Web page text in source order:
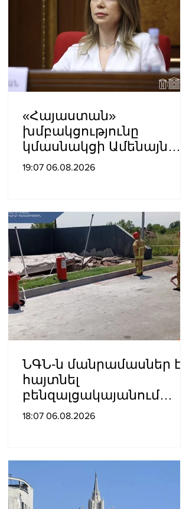
«Հայաստան»
խմբակցությունը
կմասնակցի Ամենայն
Հայոց Կաթողիկոսի
19:07 06.08.2026
ՆԳՆ-ն մանրամասներ է
հայտնել
բենզալցակայանում
տեղի ունեցած
18:07 06.08.2026